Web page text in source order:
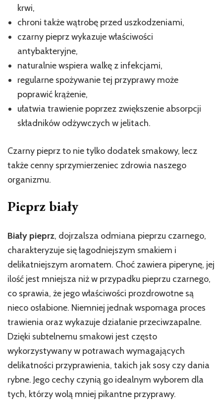
krwi,
chroni także wątrobę przed uszkodzeniami,
czarny pieprz wykazuje właściwości
antybakteryjne,
naturalnie wspiera walkę z infekcjami,
regularne spożywanie tej przyprawy może
poprawić krążenie,
ułatwia trawienie poprzez zwiększenie absorpcji
składników odżywczych w jelitach.
Czarny pieprz to nie tylko dodatek smakowy, lecz
także cenny sprzymierzeniec zdrowia naszego
organizmu.
Pieprz biały
Biały pieprz, dojrzalsza odmiana pieprzu czarnego,
charakteryzuje się łagodniejszym smakiem i
delikatniejszym aromatem. Choć zawiera piperynę, jej
ilość jest mniejsza niż w przypadku pieprzu czarnego,
co sprawia, że jego właściwości prozdrowotne są
nieco osłabione. Niemniej jednak wspomaga proces
trawienia oraz wykazuje działanie przeciwzapalne.
Dzięki subtelnemu smakowi jest często
wykorzystywany w potrawach wymagających
delikatności przyprawienia, takich jak sosy czy dania
rybne. Jego cechy czynią go idealnym wyborem dla
tych, którzy wolą mniej pikantne przyprawy.